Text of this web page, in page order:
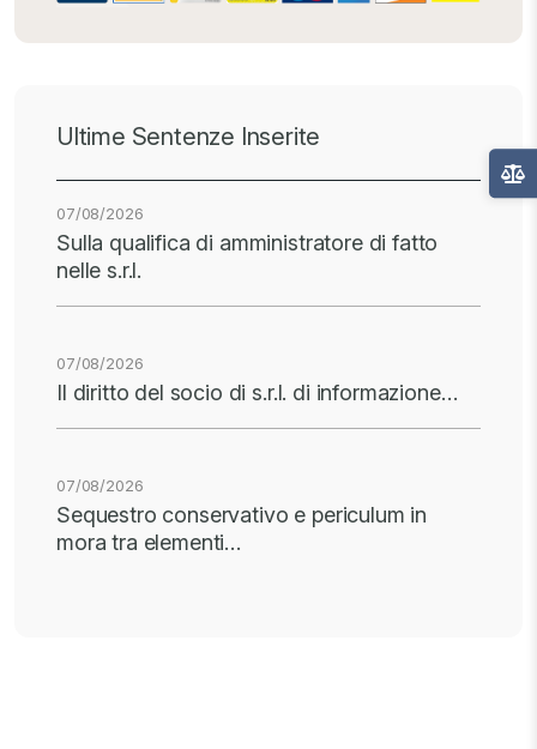
Ultime Sentenze Inserite
07/08/2026
Sulla qualifica di amministratore di fatto
nelle s.r.l.
07/08/2026
Il diritto del socio di s.r.l. di informazione…
07/08/2026
Sequestro conservativo e periculum in
mora tra elementi…